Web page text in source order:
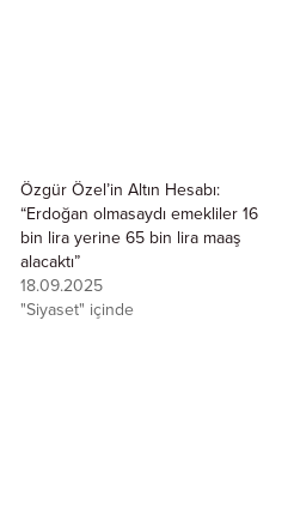
Özgür Özel’in Altın Hesabı:
“Erdoğan olmasaydı emekliler 16
bin lira yerine 65 bin lira maaş
alacaktı”
18.09.2025
"Siyaset" içinde